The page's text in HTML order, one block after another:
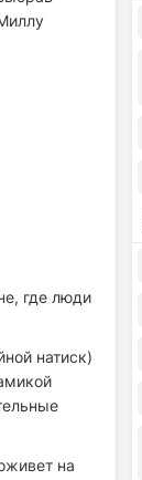
где люди
натиск)
на